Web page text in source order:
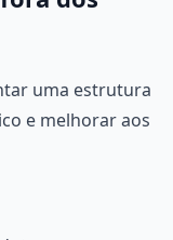
uma estrutura
e melhorar aos